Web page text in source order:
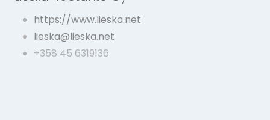
ti
e
https://www.lieska.net
lieska@lieska.net
+358 45 6319136